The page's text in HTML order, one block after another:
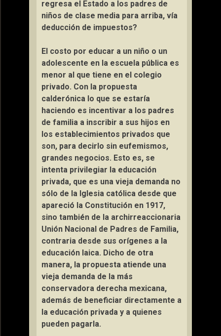
regresa el Estado a los padres de
niños de clase media para arriba, vía
deducción de impuestos?
El costo por educar a un niño o un
adolescente en la escuela pública es
menor al que tiene en el colegio
privado. Con la propuesta
calderónica lo que se estaría
haciendo es incentivar a los padres
de familia a inscribir a sus hijos en
los establecimientos privados que
son, para decirlo sin eufemismos,
grandes negocios. Esto es, se
intenta privilegiar la educación
privada, que es una vieja demanda no
sólo de la Iglesia católica desde que
apareció la Constitución en 1917,
sino también de la archirreaccionaria
Unión Nacional de Padres de Familia,
contraria desde sus orígenes a la
educación laica. Dicho de otra
manera, la propuesta atiende una
vieja demanda de la más
conservadora derecha mexicana,
además de beneficiar directamente a
la educación privada y a quienes
pueden pagarla.